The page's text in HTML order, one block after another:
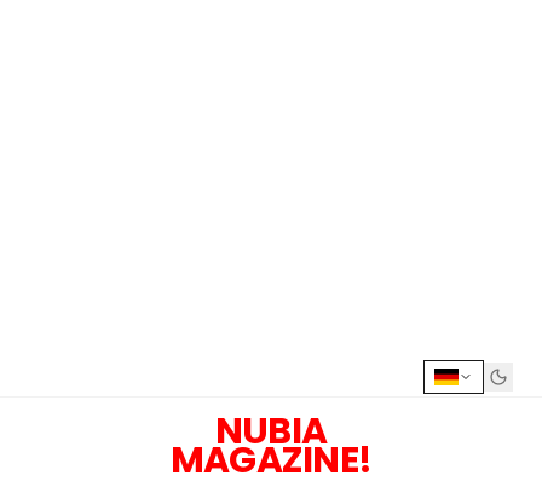
NUBIA
MAGAZINE!